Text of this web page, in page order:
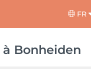
FR
à Bonheiden